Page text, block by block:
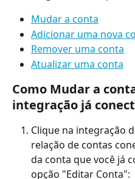
Mudar a conta
Adicionar uma nova
Remover uma conta
Atualizar uma conta
Como Mudar a
integração já
Clique na integração
relação de contas
da conta que você já
opção "Editar Conta":